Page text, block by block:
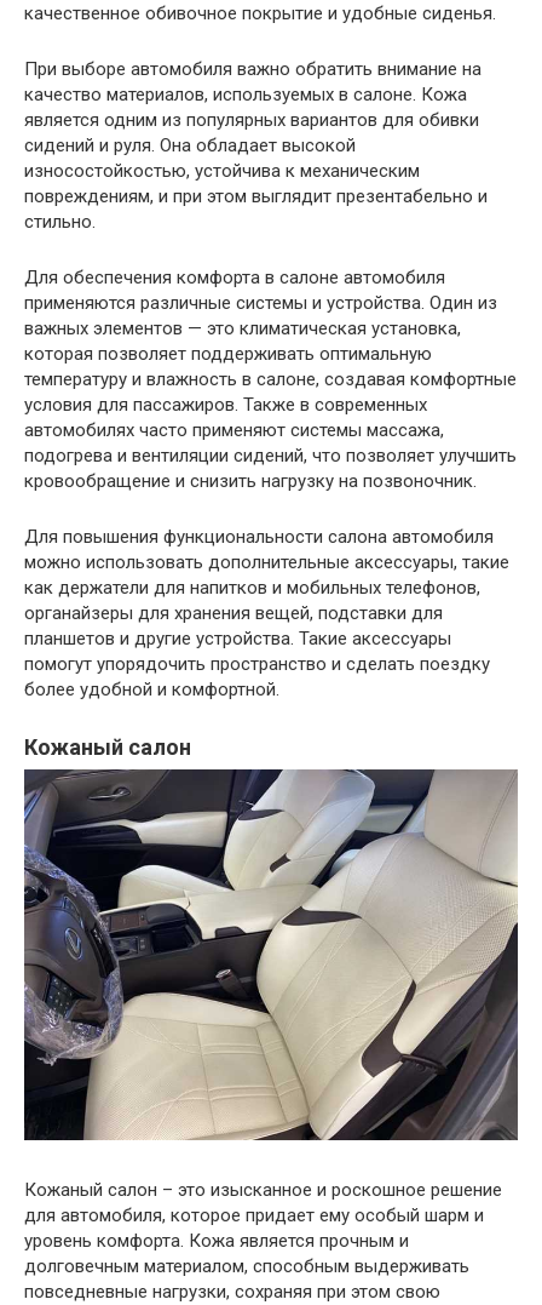
качественное обивочное покрытие и удобные сиденья.
При выборе автомобиля важно обратить внимание на
качество материалов, используемых в салоне. Кожа
является одним из популярных вариантов для обивки
сидений и руля. Она обладает высокой
износостойкостью, устойчива к механическим
повреждениям, и при этом выглядит презентабельно и
стильно.
Для обеспечения комфорта в салоне автомобиля
применяются различные системы и устройства. Один из
важных элементов — это климатическая установка,
которая позволяет поддерживать оптимальную
температуру и влажность в салоне, создавая комфортные
условия для пассажиров. Также в современных
автомобилях часто применяют системы массажа,
подогрева и вентиляции сидений, что позволяет улучшить
кровообращение и снизить нагрузку на позвоночник.
Для повышения функциональности салона автомобиля
можно использовать дополнительные аксессуары, такие
как держатели для напитков и мобильных телефонов,
органайзеры для хранения вещей, подставки для
планшетов и другие устройства. Такие аксессуары
помогут упорядочить пространство и сделать поездку
более удобной и комфортной.
Кожаный салон
Кожаный салон – это изысканное и роскошное решение
для автомобиля, которое придает ему особый шарм и
уровень комфорта. Кожа является прочным и
долговечным материалом, способным выдерживать
повседневные нагрузки, сохраняя при этом свою